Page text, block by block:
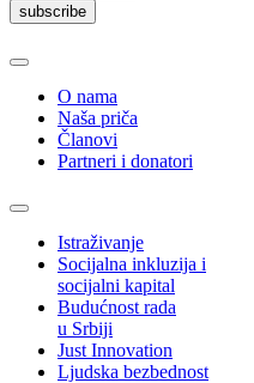
subscribe
O nama
Naša priča
Članovi
Partneri i donatori
Istraživanje
Socijalna inkluzija i
socijalni kapital
Budućnost rada
u Srbiji
Just Innovation
Ljudska bezbednost